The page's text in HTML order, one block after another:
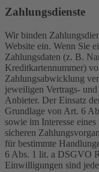
Zahlungsdienste
Wir binden
Website ein. Wenn Sie
Zahlungsdaten (z. B.
Kreditkartennummer)
Zahlungsabwicklung
jeweiligen Vertrags-
Anbieter. Der Einsatz
Grundlage von Art. 6
sowie im Interesse
sicheren
für bestimmte
6 Abs. 1 lit. a DSGVO
Einwilligungen sind